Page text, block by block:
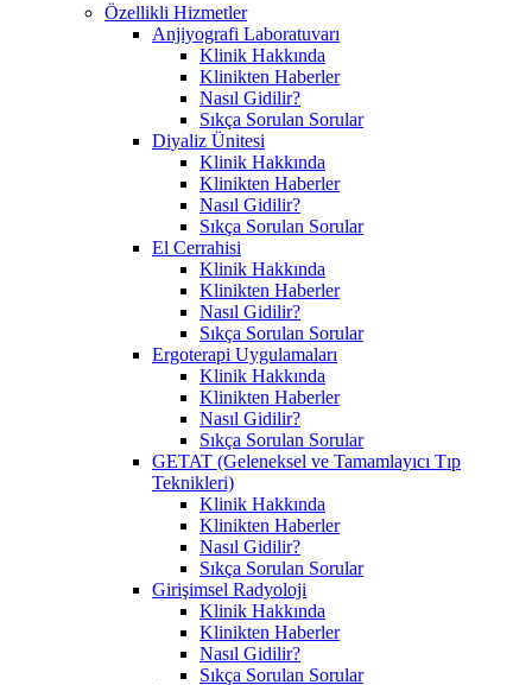
Özellikli Hizmetler
Anjiyografi Laboratuvarı
Klinik Hakkında
Klinikten Haberler
Nasıl Gidilir?
Sıkça Sorulan Sorular
Diyaliz Ünitesi
Klinik Hakkında
Klinikten Haberler
Nasıl Gidilir?
Sıkça Sorulan Sorular
El Cerrahisi
Klinik Hakkında
Klinikten Haberler
Nasıl Gidilir?
Sıkça Sorulan Sorular
Ergoterapi Uygulamaları
Klinik Hakkında
Klinikten Haberler
Nasıl Gidilir?
Sıkça Sorulan Sorular
GETAT (Geleneksel ve Tamamlayıcı Tıp
Teknikleri)
Klinik Hakkında
Klinikten Haberler
Nasıl Gidilir?
Sıkça Sorulan Sorular
Girişimsel Radyoloji
Klinik Hakkında
Klinikten Haberler
Nasıl Gidilir?
Sıkça Sorulan Sorular